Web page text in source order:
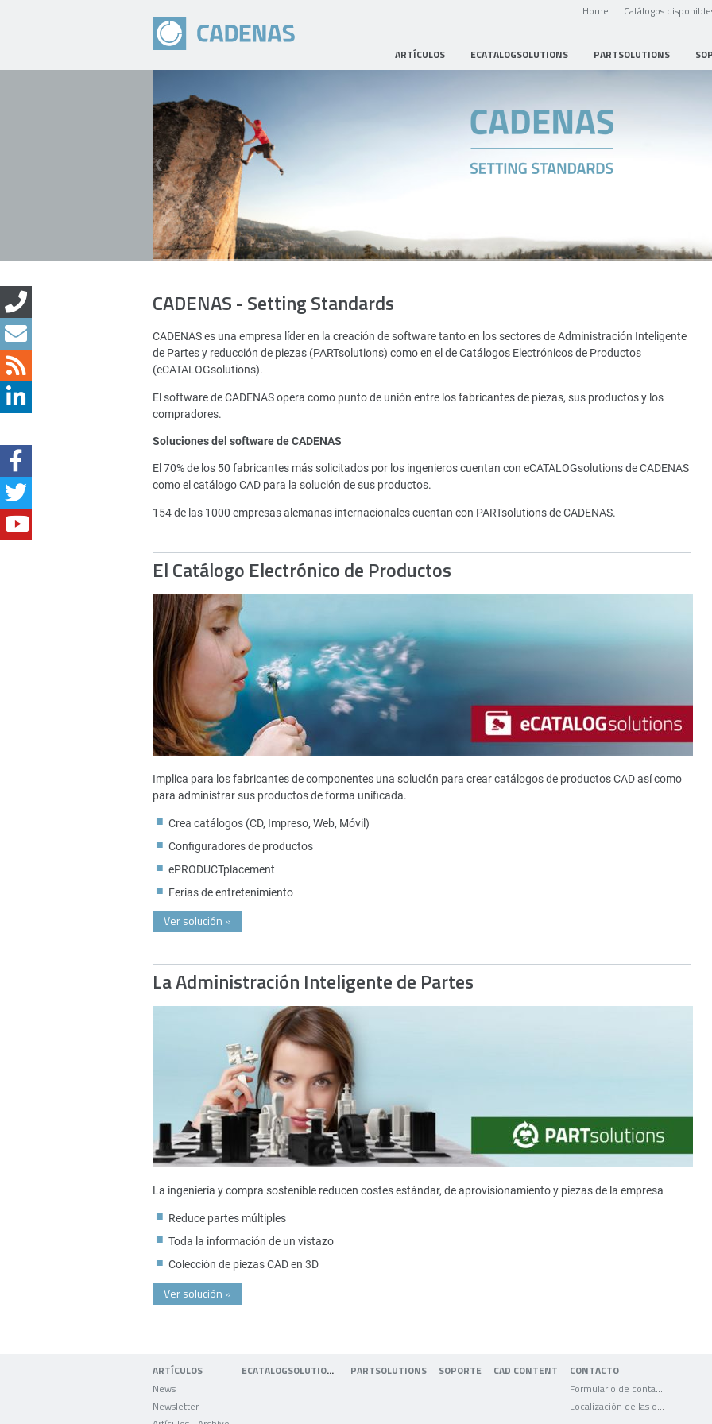
Home Catálogos
ARTÍCULOS ECATALOGSOLUTIONS PARTSOLUTIONS
CADENAS - Setting Standards
CADENAS es una empresa líder en la creación de software tanto en los sectores de Administración Inteligente
de Partes y reducción de piezas (PARTsolutions) como en el de Catálogos Electrónicos de Productos
(eCATALOGsolutions).
El software de CADENAS opera como punto de unión entre los fabricantes de piezas, sus productos y los
compradores.
Soluciones del software de CADENAS
El 70% de los 50 fabricantes más solicitados por los ingenieros cuentan con eCATALOGsolutions de CADENAS
como el catálogo CAD para la solución de sus productos.
154 de las 1000 empresas alemanas internacionales cuentan con PARTsolutions de CADENAS.
El Catálogo Electrónico de Productos
Implica para los fabricantes de componentes una solución para crear catálogos de productos CAD así como
para administrar sus productos de forma unificada.
Crea catálogos (CD, Impreso, Web, Móvil)
Configuradores de productos
ePRODUCTplacement
Ferias de entretenimiento
Ver solución »
La Administración Inteligente de Partes
La ingeniería y compra sostenible reducen costes estándar, de aprovisionamiento y piezas de la empresa
Reduce partes múltiples
Toda la información de un vistazo
Colección de piezas CAD en 3D
Ver solución »
ARTÍCULOS
News
Newsletter
ECATALOGSOLUTIONS PARTSOLUTIONS SOPORTE CAD CONTENT CONTACTO